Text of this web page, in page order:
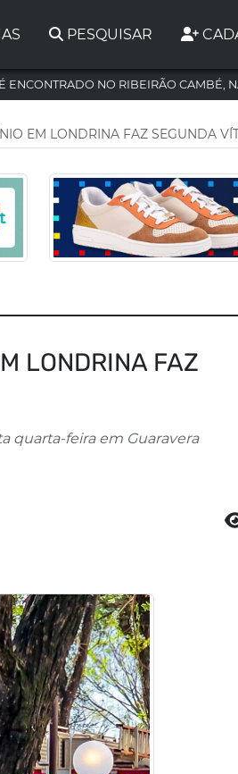
PESQUISAR
NO RIBEIRÃO CAMBÉ,
EM LONDRINA FAZ SEGUNDA
LONDRINA FAZ
quarta-feira em Guaravera